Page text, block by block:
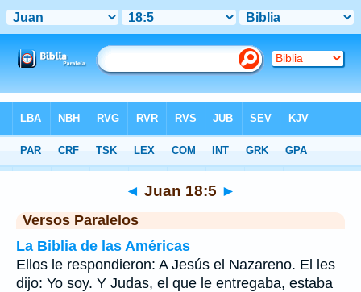
>Juan> Capítulo 18> Verso 5
◄ Juan 18:5 ►
Versos Paralelos
La Biblia de las Américas
Ellos le respondieron: A Jesús el Nazareno. El les
dijo: Yo soy. Y Judas, el que le entregaba, estaba